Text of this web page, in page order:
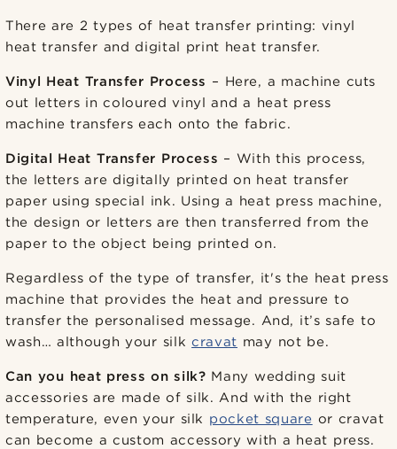
There are 2 types of heat transfer printing: vinyl
heat transfer and digital print heat transfer.
Vinyl Heat Transfer Process – Here, a machine cuts
out letters in coloured vinyl and a heat press
machine transfers each onto the fabric.
Digital Heat Transfer Process – With this process,
the letters are digitally printed on heat transfer
paper using special ink. Using a heat press machine,
the design or letters are then transferred from the
paper to the object being printed on.
Regardless of the type of transfer, it's the heat press
machine that provides the heat and pressure to
transfer the personalised message. And, it’s safe to
wash… although your silkcravat may not be.
Can you heat press on silk? Many wedding suit
accessories are made of silk. And with the right
temperature, even your silk pocket square or cravat
can become a custom accessory with a heat press.